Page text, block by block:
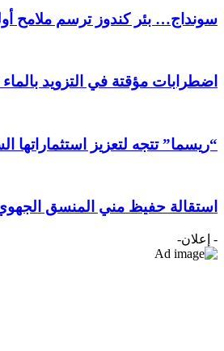
سونداج… بئر كندوز ترسم ملامح
اضطرابات مؤقتة في التزويد
“ريسما” تتجه لتعزيز استثماراتها
استقالة حفيظ مني المنسق
- إعلان-